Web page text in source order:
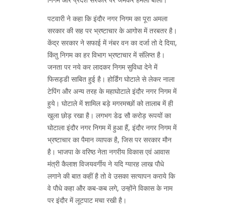
पटवारी ने कहा कि इंदौर नगर निगम का पूरा अमला
सरकार की सह पर भ्रष्टाचार के आगोस में तरबतर है।
केंद्र सरकार ने सफाई में नंबर वन का दर्जा तो दे दिया,
किंतु निगम का हर विभाग भ्रष्टाचार में संलिप्त है।
जनता पर नये कर लादकर निगम सुविधा देने में
फिसड्डी साबित हुई है। होर्डिंग घोटाले से लेकर नाला
टेपिंग और अन्य तरह के महाघोटाले इंदौर नगर निगम में
हुये। घोटाले में शामिल बड़े मगरमच्छों को तालाब में ही
खुला छोड़ रखा है। लगभग डेढ सौ करोड़ रूपयों का
घोटाला इंदौर नगर निगम में हुआ हैं, इंदौर नगर निगम में
भ्रष्टाचार का पैमान व्यापक है, जिस पर सरकार मौन
है। भाजपा के वरिष्ठ नेता नगरीय विकास एवं आवास
मंत्री कैलाश विजयवर्गीय ने यदि ग्यारह लाख पौधे
लगाने की बात कहीं है तो वे उसका सत्यापन कराये कि
वे पौधे कहा और कब-कब लगे, उन्होंने विकास के नाम
पर इंदौर में लूटपाट मचा रखी है।